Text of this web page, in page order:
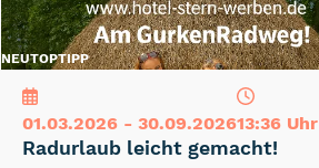
NEUTOPTIPP
01.03.2026 - 30.09.202613:36 Uhr
Radurlaub leicht gemacht!